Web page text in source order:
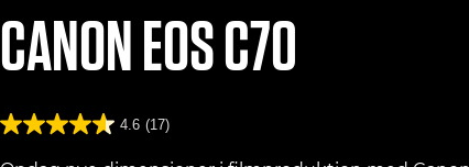
CANONEOS C70
4.6 (17)